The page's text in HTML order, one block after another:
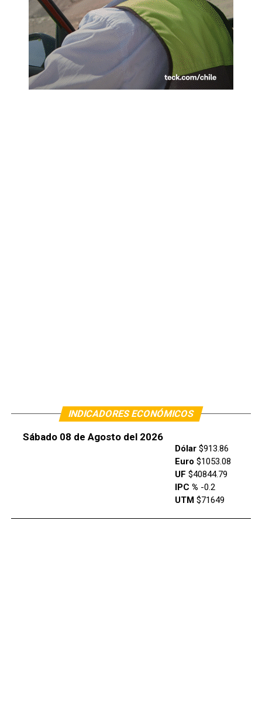
INDICADORES ECONÓMICOS
Sábado 08 de Agosto del 2026
Dólar$913.86
Euro $1053.08
UF $40844.79
IPC % -0.2
UTM$71649